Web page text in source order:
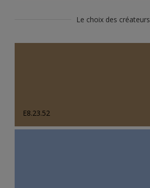
Le choix des créateurs
E8.23.52